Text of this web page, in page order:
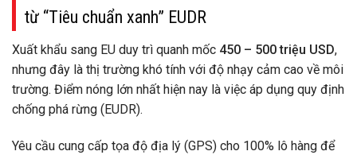
từ “Tiêu chuẩn xanh” EUDR
Xuất khẩu sang EU duy trì quanh mốc 450 – 500 triệu USD,
nhưng đây là thị trường khó tính với độ nhạy cảm cao về môi
trường. Điểm nóng lớn nhất hiện nay là việc áp dụng quy định
chống phá rừng (EUDR).
Yêu cầu cung cấp tọa độ địa lý (GPS) cho 100% lô hàng để